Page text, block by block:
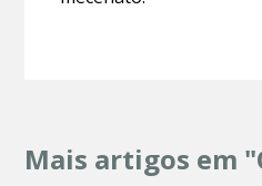
Mais artigos em